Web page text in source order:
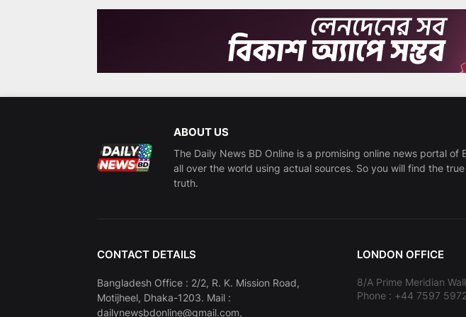
ABOUT US
The Daily News BD Online is a promising online news portal of
all over the world using actual sources. So you will find the
truth.
CONTACT DETAILS
Bangladesh Office : 2/2, R. K. Mission Road,
Motijheel, Dhaka-1203. Mail :
dailynewsbdonline@gmail.com,
LONDON OFFICE
8/A Prime Meridian
Phone : +44 7597